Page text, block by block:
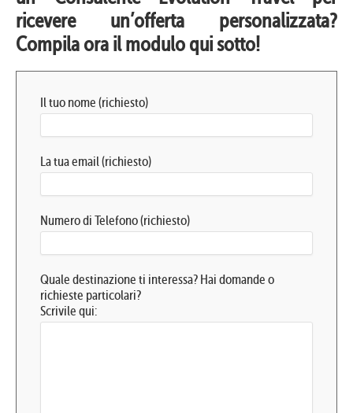
ricevere un’offerta personalizzata?
Compila ora il modulo qui sotto!
Il tuo nome (richiesto)
La tua email (richiesto)
Numero di Telefono (richiesto)
Quale destinazione ti interessa? Hai domande o
richieste particolari?
Scrivile qui: